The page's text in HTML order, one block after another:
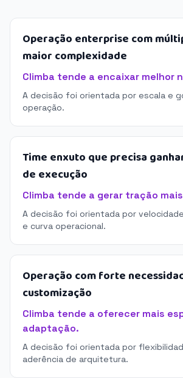
Operação enterprise com
maior complexidade
Climba tende a encaixar melhor
A decisão foi orientada por escala e
operação.
Time enxuto que precisa
de execução
Climba tende a gerar tração
A decisão foi orientada por
e curva operacional.
Operação com forte
customização
Climba tende a oferecer mais
adaptação.
A decisão foi orientada por
aderência de arquitetura.